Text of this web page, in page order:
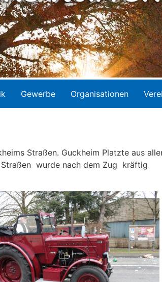
Gewerbe Organisationen
Straßen. Guckheim Platzte aus
Straßen wurde nach dem Zug kräftig